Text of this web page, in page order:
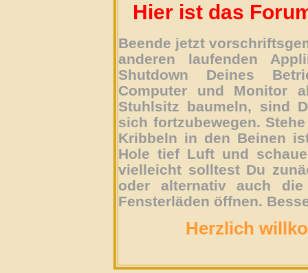
Hier ist das
Beende jetzt
anderen laufenden
Shutdown Deines
Computer und Monitor
Stuhlsitz baumeln, sind
sich fortzubewegen.
Kribbeln in den Beinen
Hole tief Luft und
vielleicht solltest Du
oder alternativ auch
Fensterläden öffnen.
Herzlich